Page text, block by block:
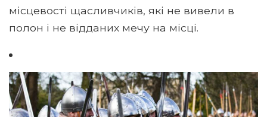
місцевості щасливчиків, які не вивели в
полон і не відданих мечу на місці.